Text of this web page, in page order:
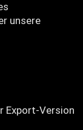
unsere
Export-Version